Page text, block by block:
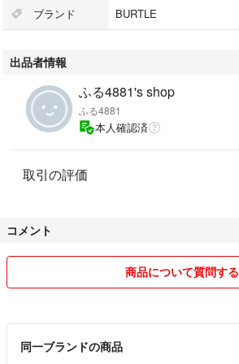
発送は圧縮して発送致します。
ブランド BURTLE
出品者情報
ふる4881's shop
ふる4881
本人確認済
取引の評価
コメント
商品について質問する
同一ブランドの商品